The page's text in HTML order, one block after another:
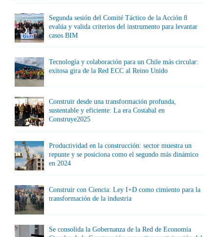
Segunda sesión del Comité Táctico de la Acción 8
evalúa y valida criterios del instrumento para levantar
casos BIM
Tecnología y colaboración para un Chile más circular:
exitosa gira de la Red ECC al Reino Unido
Construir desde una transformación profunda,
sustentable y eficiente: La era Costabal en
Construye2025
Productividad en la construcción: sector muestra un
repunte y se posiciona como el segundo más dinámico
en 2024
Construir con Ciencia: Ley I+D como cimiento para la
transformación de la industria
Se consolida la Gobernanza de la Red de Economía